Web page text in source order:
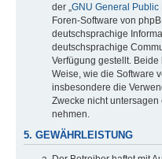
der „ GNU General Public
Foren-Software von
deutschsprachige
deutschsprachige
Verfügung gestellt.
Weise, wie die Software
insbesondere die
Zwecke nicht
nehmen.
5. GEWÄHRLEISTUNG